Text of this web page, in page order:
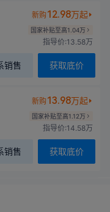
新购 12.98万起
国家补贴至高1.04万
指导价:13.58万
销售 获取底价
新购 13.98万起
国家补贴至高1.12万
指导价:14.58万
销售 获取底价